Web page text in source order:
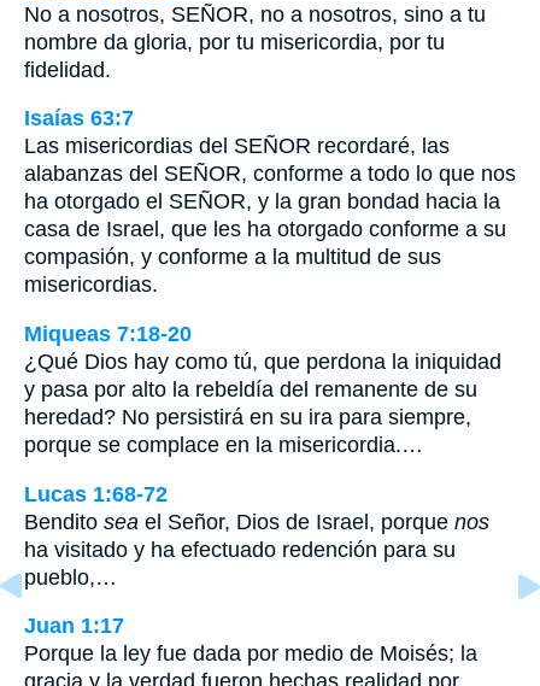
No a nosotros, SEÑOR, no a nosotros, sino a tu
nombre da gloria, por tu misericordia, por tu
fidelidad.
Isaías 63:7
Las misericordias del SEÑOR recordaré, las
alabanzas del SEÑOR, conforme a todo lo que nos
ha otorgado el SEÑOR, y la gran bondad hacia la
casa de Israel, que les ha otorgado conforme a su
compasión, y conforme a la multitud de sus
misericordias.
Miqueas 7:18-20
¿Qué Dios hay como tú, que perdona la iniquidad
y pasa por alto la rebeldía del remanente de su
heredad? No persistirá en su ira para siempre,
porque se complace en la misericordia.…
Lucas 1:68-72
Bendito sea el Señor, Dios de Israel, porque nos
ha visitado y ha efectuado redención para su
pueblo,…
Juan 1:17
Porque la ley fue dada por medio de Moisés; la